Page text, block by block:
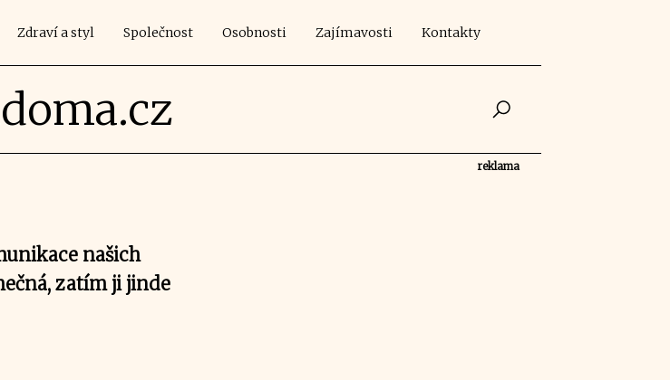
Zdraví a styl Společnost Osobnosti Zajímavosti Kontakty
našich
zatím ji jinde
reklama